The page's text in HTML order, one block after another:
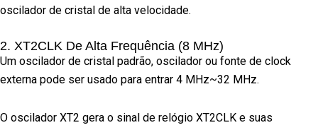
oscilador de cristal de alta velocidade.
2. XT2CLK De Alta Frequência (8 MHz)
Um oscilador de cristal padrão, oscilador ou fonte de clock
externa pode ser usado para entrar 4 MHz~32 MHz.
O oscilador XT2 gera o sinal de relógio XT2CLK e suas